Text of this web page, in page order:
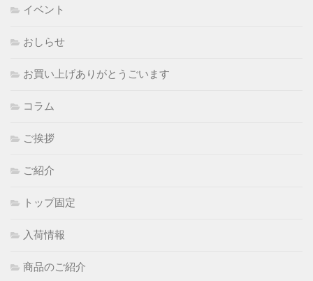
イベント
おしらせ
お買い上げありがとうごいます
コラム
ご挨拶
ご紹介
トップ固定
入荷情報
商品のご紹介